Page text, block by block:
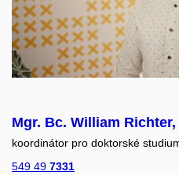
Mgr. Bc. William Richter,
koordinátor pro doktorské
549 49 7331